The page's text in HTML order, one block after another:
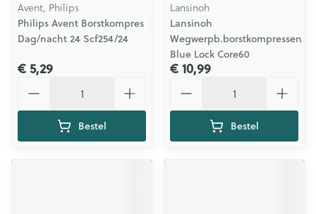
Avent, Philips
Philips Avent Borstkompres
Dag/nacht 24 Scf254/24
€ 5,29
Bestel
Lansinoh
Lansinoh
Wegwerpb.borstkompressen
Blue Lock Core60
€ 10,99
Bestel